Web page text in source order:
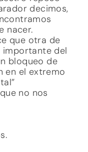
decimos,
nacer.
que otra de
del
bloqueo de
en el extremo
no nos